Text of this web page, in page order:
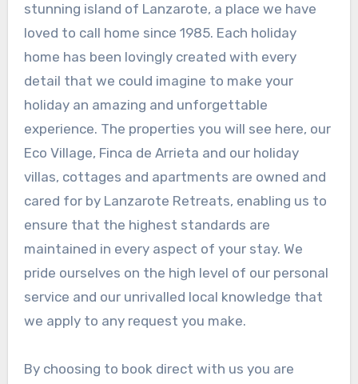
stunning island of Lanzarote, a place we have
loved to call home since 1985. Each holiday
home has been lovingly created with every
detail that we could imagine to make your
holiday an amazing and unforgettable
experience. The properties you will see here, our
Eco Village, Finca de Arrieta and our holiday
villas, cottages and apartments are owned and
cared for by Lanzarote Retreats, enabling us to
ensure that the highest standards are
maintained in every aspect of your stay. We
pride ourselves on the high level of our personal
service and our unrivalled local knowledge that
we apply to any request you make.
By choosing to book direct with us you are